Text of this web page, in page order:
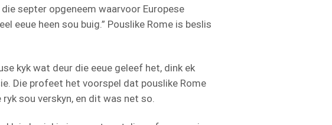
septer opgeneem waarvoor Europese
eeue heen sou buig.” Pouslike Rome is beslis
kyk wat deur die eeue geleef het, dink ek
Die profeet het voorspel dat pouslike Rome
sou verskyn, en dit was net so.